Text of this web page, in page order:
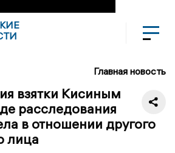
Главная новость
взятки Кисиным
расследования
в отношении другого
лица